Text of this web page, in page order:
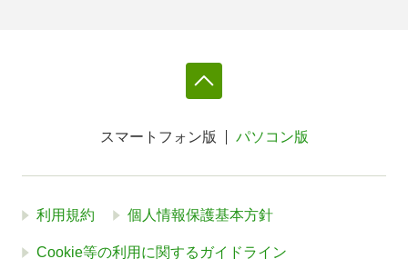
スマートフォン版 パソコン版
利用規約 個人情報保護基本方針
Cookie等の利用に関するガイドライン